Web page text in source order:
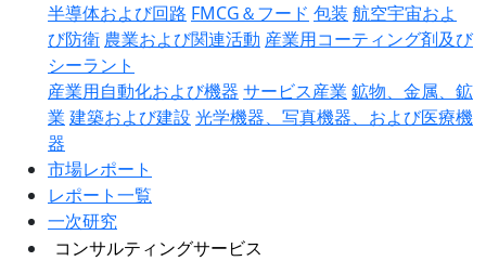
半導体および回路 FMCG＆フード 包装 航空宇宙およ
び防衛 農業および関連活動 産業用コーティング剤及び
シーラント
産業用自動化および機器 サービス産業 鉱物、金属、鉱
業 建築および建設 光学機器、写真機器、および医療機
器
市場レポート
レポート一覧
一次研究
コンサルティングサービス